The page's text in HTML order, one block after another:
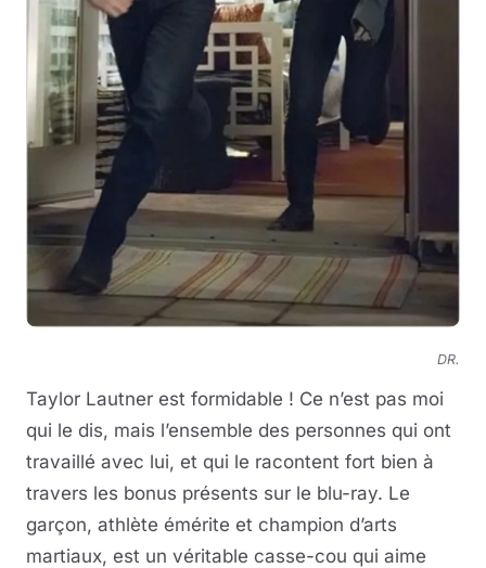
DR.
Taylor Lautner est formidable ! Ce n’est pas moi
qui le dis, mais l’ensemble des personnes qui ont
travaillé avec lui, et qui le racontent fort bien à
travers les bonus présents sur le blu-ray. Le
garçon, athlète émérite et champion d’arts
martiaux, est un véritable casse-cou qui aime